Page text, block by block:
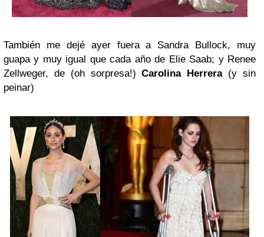
También me dejé ayer fuera a Sandra Bullock, muy
guapa y muy igual que cada año de Elie Saab; y Renee
Zellweger, de (oh sorpresa!)Carolina Herrera(y sin
peinar)